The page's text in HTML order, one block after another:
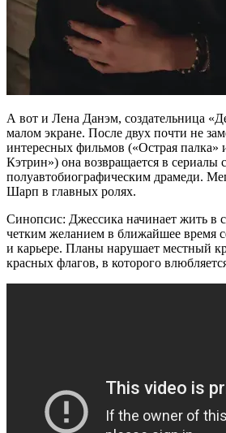
А вот и Лена Данэм, создательница
малом экране. После двух почти не
интересных фильмов («Острая
Кэтрин») она возвращается в
полуавтобиографическим драмеди.
Шарп в главных ролях.
Синопсис: Джессика начинает жить в
четким желанием в ближайшее время
и карьере. Планы нарушает местный
красных флагов, в которого